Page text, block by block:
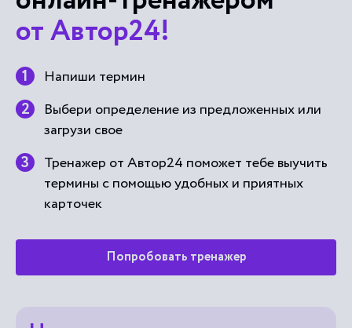
Напиши термин
загрузи свое
Тренажер от Автор24 поможет тебе выучить
термины с помощью удобных и приятных
Нужна помощь